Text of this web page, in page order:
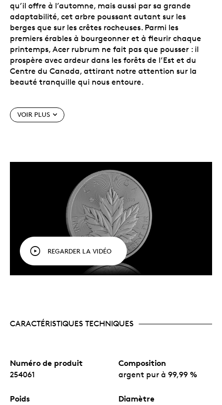
qu’il offre à l’automne, mais aussi par sa grande
adaptabilité, cet arbre poussant autant sur les
berges que sur les crêtes rocheuses. Parmi les
premiers érables à bourgeonner et à fleurir chaque
printemps, Acer rubrum ne fait pas que pousser : il
prospère avec ardeur dans les forêts de l’Est et du
Centre du Canada, attirant notre attention sur la
beauté tranquille qui nous entoure.
argent de la Monnaie royale canadienne (valeur
nominale de 25 $ CA).
Son grand diamètre de 63,5 millimètres lui
confère une taille inhabituelle, qui se prête à la
mise en valeur des plus fins détails.
Un ajout remarquable à toute collection
consacrée aux richesses canadiennes ou à la
L’avers est à l’effigie de Sa Majesté le roi Charles
III, selon l’artiste canadien Steven Rosati.
VOIR PLUS
REGARDER LA VIDÉO
CARACTÉRISTIQUES TECHNIQUES
Numéro de produit
254061
Composition
argent pur à 99,99 %
Poids Diamètre